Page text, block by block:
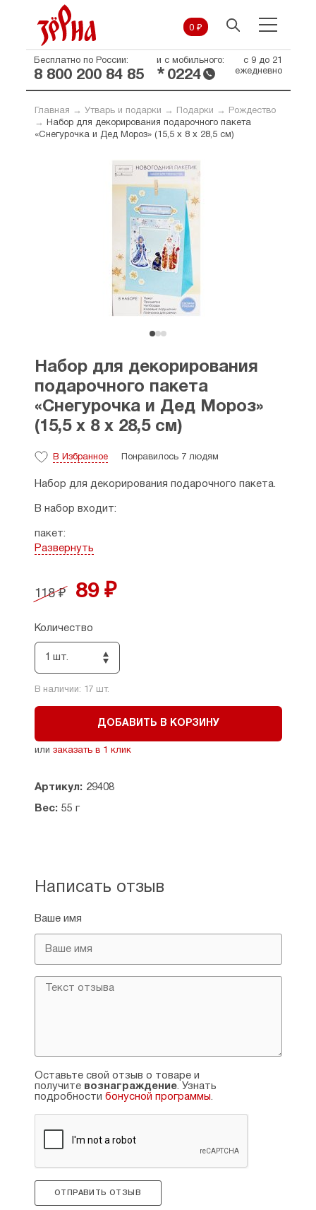
0 ₽
Бесплатно по России:
8 800 200 84 85
и с мобильного:
* 0224
с 9 до 21
ежедневно
Главная → Утварь и подарки → Подарки →
Рождество
→
Набор для декорирования подарочного пакета
«Снегурочка и Дед Мороз» (15,5 х 8 х 28,5 см)
Набор для декорирования
подарочного пакета
«Снегурочка и Дед Мороз»
(15,5 х 8 х 28,5 см)
В Избранное Понравилось 7 людям
Набор для декорирования подарочного пакета.
В набор входит:
пакет;
пленочка для рамки;
прищепка.
Размеры: 15,5 х 8 х 28,5 см.
Развернуть
118 ₽ 89 ₽
Количество
1 шт.
В наличии: 17 шт.
ДОБАВИТЬ В КОРЗИНУ
или заказать в 1 клик
Артикул: 29408
Вес: 55 г
Написать отзыв
Ваше имя
Оставьте свой отзыв о товаре и
получите вознаграждение. Узнать
подробности бонусной программы.
ОТПРАВИТЬ ОТЗЫВ